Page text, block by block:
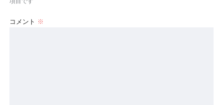
コメント ※